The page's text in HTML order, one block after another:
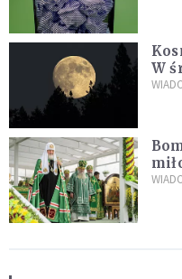
W